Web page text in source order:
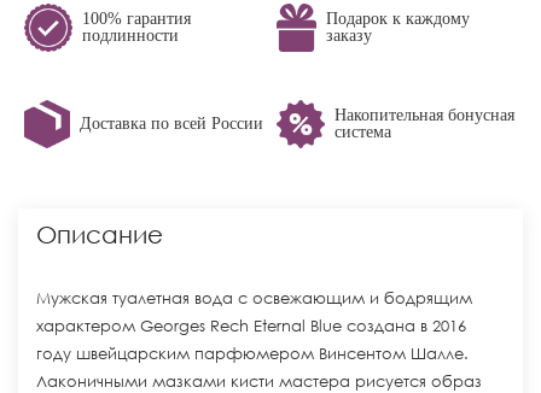
100% гарантия
подлинности
Подарок к каждому
заказу
Доставка по всей России
Накопительная бонусная
система
Описание
Мужская туалетная вода с освежающим и бодрящим
характером Georges Rech Eternal Blue создана в 2016
году швейцарским парфюмером Винсентом Шалле.
Лаконичными мазками кисти мастера рисуется образ